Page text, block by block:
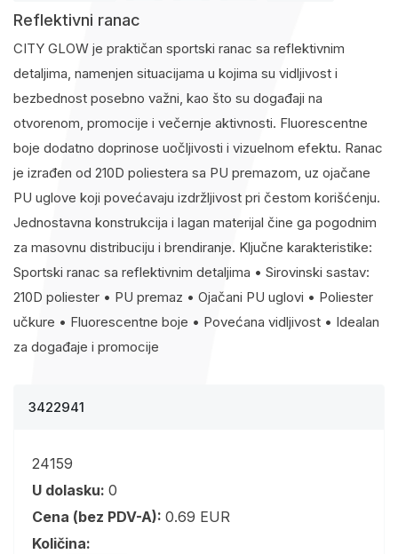
Reflektivni ranac
CITY GLOW je praktičan sportski ranac sa reflektivnim
detaljima, namenjen situacijama u kojima su vidljivost i
bezbednost posebno važni, kao što su događaji na
otvorenom, promocije i večernje aktivnosti. Fluorescentne
boje dodatno doprinose uočljivosti i vizuelnom efektu. Ranac
je izrađen od 210D poliestera sa PU premazom, uz ojačane
PU uglove koji povećavaju izdržljivost pri čestom korišćenju.
Jednostavna konstrukcija i lagan materijal čine ga pogodnim
za masovnu distribuciju i brendiranje. Ključne karakteristike:
Sportski ranac sa reflektivnim detaljima • Sirovinski sastav:
210D poliester • PU premaz • Ojačani PU uglovi • Poliester
učkure • Fluorescentne boje • Povećana vidljivost • Idealan
za događaje i promocije
3422941
24159
U dolasku: 0
Cena (bez PDV-A): 0.69 EUR
Količina: